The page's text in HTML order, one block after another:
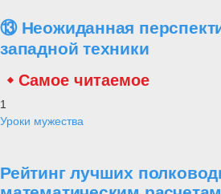
⑬ Неожиданная
западной техники
Самое читаемое
1
Уроки мужества
Рейтинг лучших